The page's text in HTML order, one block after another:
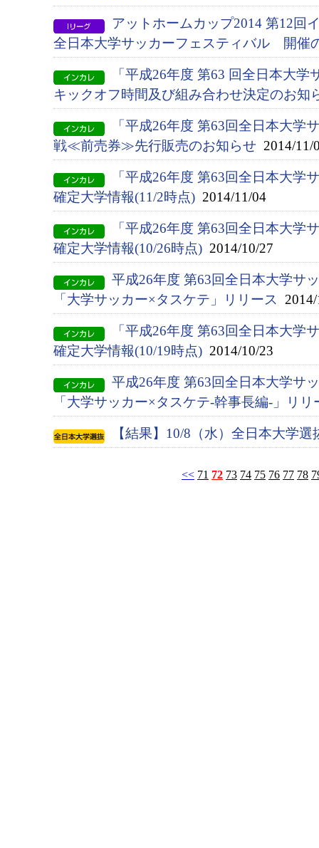
アットホームカップ2014 第12回
全日本大学サッカーフェスティバル 開催
「平成26年度 第63 回全日本大
キックオフ時間及び組み合わせ決定のお知
「平成26年度 第63回全日本大学
戦≪前売券≫先行販売のお知らせ 2014/11/
「平成26年度 第63回全日本大学
確定大学情報(11/2時点) 2014/11/04
「平成26年度 第63回全日本大学
確定大学情報(10/26時点) 2014/10/27
平成26年度 第63回全日本大学サ
「大学サッカー×タスケテ」リリース
「平成26年度 第63回全日本大学
確定大学情報(10/19時点) 2014/10/23
平成26年度 第63回全日本大学サ
「大学サッカー×タスケテ-幹事長編-」リリ
【結果】10/8（水）全日本大学
<< 71 72 73 74 75 76 77 78